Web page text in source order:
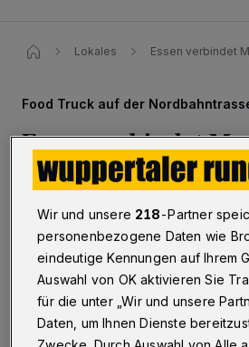
Lokales Essen verbindet
Food Truck auf der
Essen verbindet
Kulturen
Wuppertal·Mit einem Wrap in der
Geflüchteten ins Gespräch
Truck der Aktion Neue Nachbarn
Samstag (14. Juli 2018) bei
Leckereien aus aller Welt möglich.
Wir und unsere 218-Partner
personenbezogene Daten wie
eindeutige Kennungen auf Ihrem
Auswahl von OK aktivieren Sie
für die unter „Wir und unsere
Daten, um Ihnen Dienste